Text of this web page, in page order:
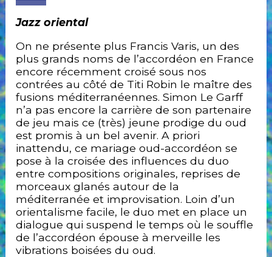
Accueil
Billetterie
La
Fabrique
Association
Engagements
Accessibilité
&
Prévention
Newsletter
Partenaires
Mentions
légales
Historique
Jazz oriental
On ne présente plus Francis Varis, un des
plus grands noms de l’accordéon en France
encore récemment croisé sous nos
contrées au côté de Titi Robin le maître des
fusions méditerranéennes. Simon Le Garff
n’a pas encore la carrière de son partenaire
de jeu mais ce (très) jeune prodige du oud
est promis à un bel avenir. A priori
inattendu, ce mariage oud-accordéon se
pose à la croisée des influences du duo
entre compositions originales, reprises de
morceaux glanés autour de la
méditerranée et improvisation. Loin d’un
orientalisme facile, le duo met en place un
dialogue qui suspend le temps où le souffle
de l’accordéon épouse à merveille les
vibrations boisées du oud.